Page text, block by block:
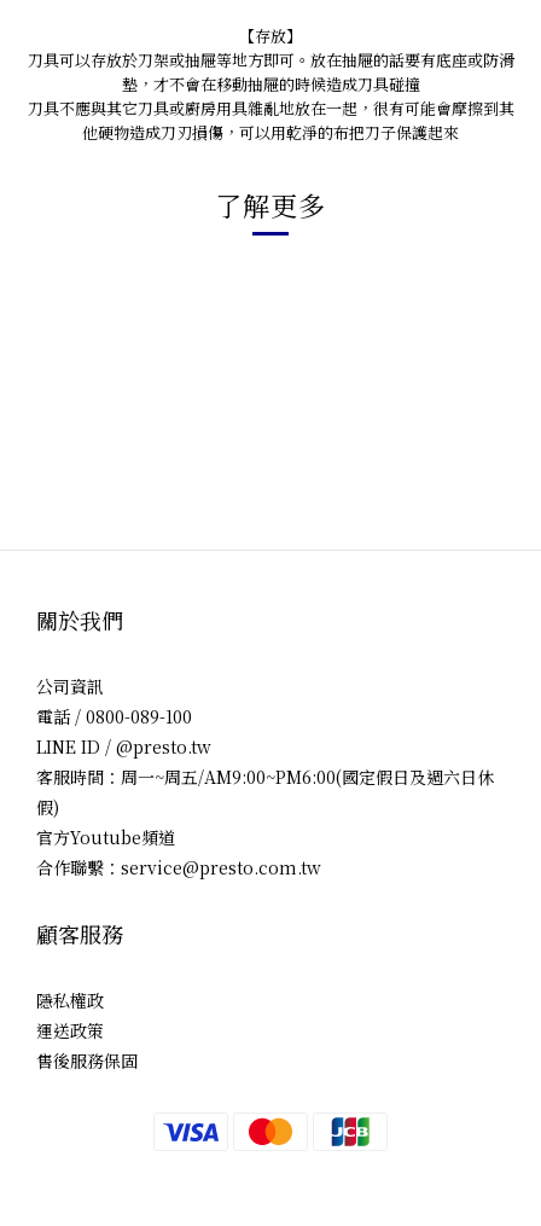
【存放】
刀具可以存放於刀架或抽屜等地方即可。放在抽屜的話要有底座或防滑
墊，才不會在移動抽屜的時候造成刀具碰撞
刀具不應與其它刀具或廚房用具雜亂地放在一起，很有可能會摩擦到其
他硬物造成刀刃損傷，可以用乾淨的布把刀子保護起來
了解更多
關於我們
公司資訊
電話 / 0800-089-100
LINE ID / @presto.tw
客服時間：周一~周五/AM9:00~PM6:00(國定假日及週六日休
假)
官方Youtube頻道
合作聯繫：service@presto.com.tw
顧客服務
隱私權政
運送政策
售後服務保固